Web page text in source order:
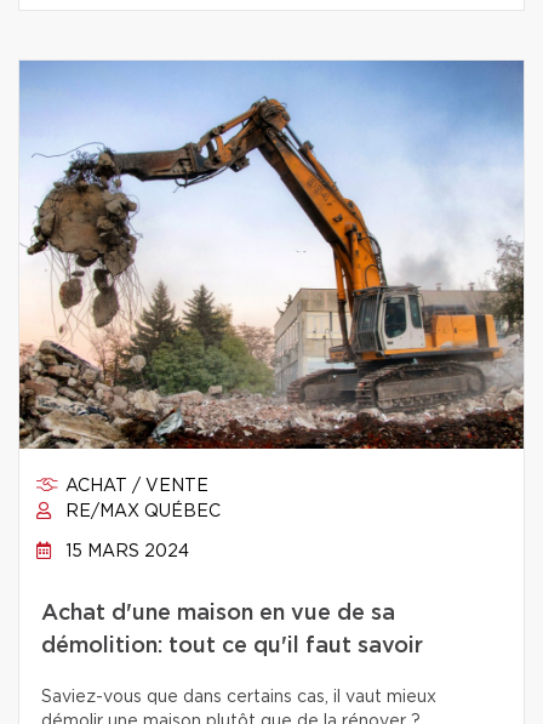
ACHAT / VENTE
RE/MAX QUÉBEC
15 MARS 2024
Achat d'une maison en vue de sa
démolition: tout ce qu'il faut savoir
Saviez-vous que dans certains cas, il vaut mieux